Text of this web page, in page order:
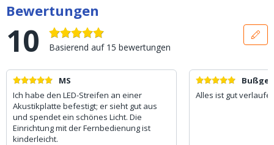
Bewertungen
10 Basierend auf 15 bewertungen
MS
Ich habe den LED-Streifen an einer
Akustikplatte befestigt; er sieht gut aus
und spendet ein schönes Licht. Die
Einrichtung mit der Fernbedienung ist
kinderleicht.
Alles ist gut